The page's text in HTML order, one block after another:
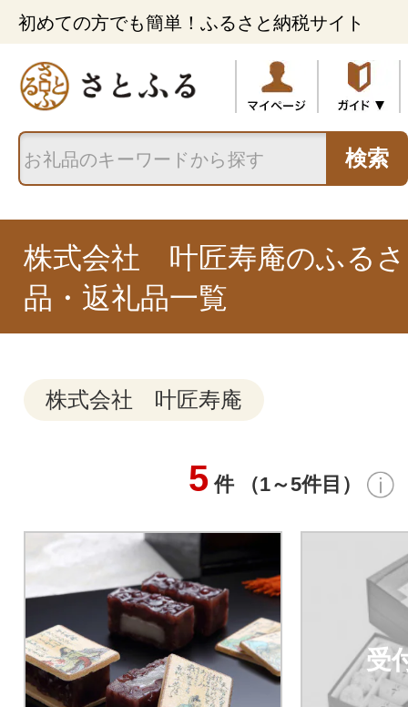
初めての方でも簡単！ふるさと納税サイト
検索
株式会社 叶匠寿庵のふる
品・返礼品一覧
株式会社 叶匠寿庵
5 件 （1～5件目）
受